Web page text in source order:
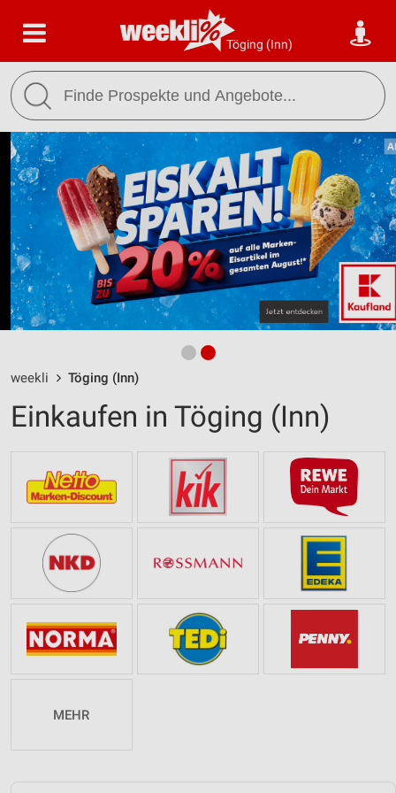
Töging (Inn)
weekli Töging (Inn)
Einkaufen in Töging (Inn)
MEHR